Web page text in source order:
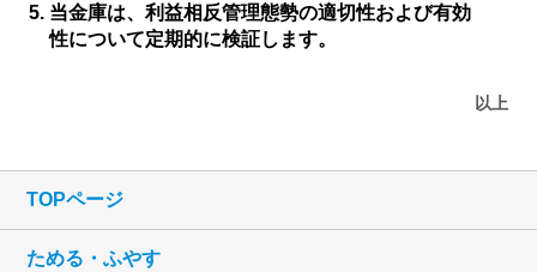
当金庫は、利益相反管理態勢の適切性および有効
性について定期的に検証します。
以上
TOPページ
ためる・ふやす